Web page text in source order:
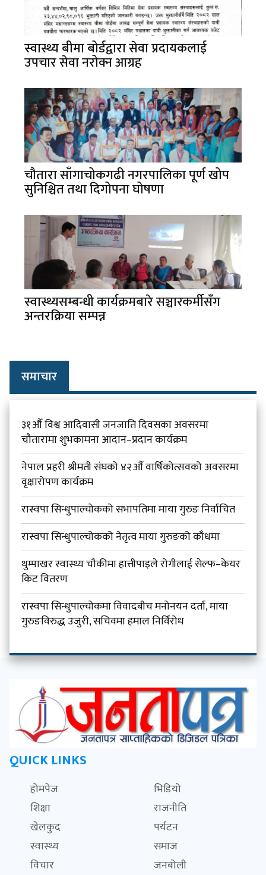
स्वास्थ्य बीमा बोर्डद्वारा सेवा प्रदायकलाई
उपचार सेवा नरोक्न आग्रह
चौतारा साँगाचोकगढी नगरपालिका पूर्ण खोप
सुनिश्चित तथा दिगोपना घोषणा
स्वास्थ्यसम्बन्धी कार्यक्रमबारे सञ्चारकर्मीसँग
अन्तरक्रिया सम्पन्न
समाचार
३१औँ विश्व आदिवासी जनजाति दिवसका अवसरमा
चौतारामा शुभकामना आदान–प्रदान कार्यक्रम
नेपाल प्रहरी श्रीमती संघको ४२औँ वार्षिकोत्सवको अवसरमा
वृक्षारोपण कार्यक्रम
रास्वपा सिन्धुपाल्चोकको सभापतिमा माया गुरुङ निर्वाचित
रास्वपा सिन्धुपाल्चोकको नेतृत्व माया गुरुङको काँधमा
थुम्पाखर स्वास्थ्य चौकीमा हात्तीपाइले रोगीलाई सेल्फ–केयर
किट वितरण
रास्वपा सिन्धुपाल्चोकमा विवादबीच मनोनयन दर्ता, माया
गुरुङविरुद्ध उजुरी, सचिवमा हमाल निर्विरोध
QUICK LINKS
होमपेज
भिडियो
शिक्षा
राजनीति
खेलकुद
पर्यटन
स्वास्थ्य
समाज
विचार
जनबोली